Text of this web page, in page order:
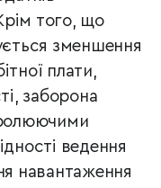
того, що
зменшення
плати,
заборона
ведення
навантаження